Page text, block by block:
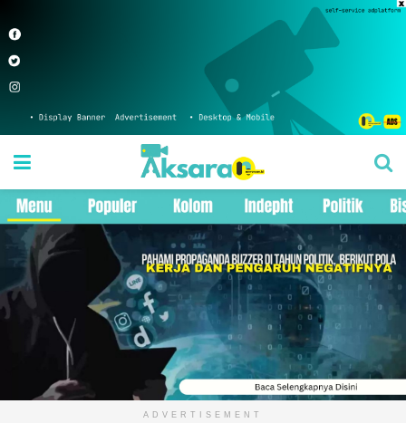
ADVERTISEMENT